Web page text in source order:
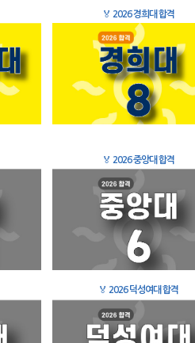
🏅 2026 경희대 합격
🏅 2026 중앙대 합격
🏅 2026 덕성여대 합격